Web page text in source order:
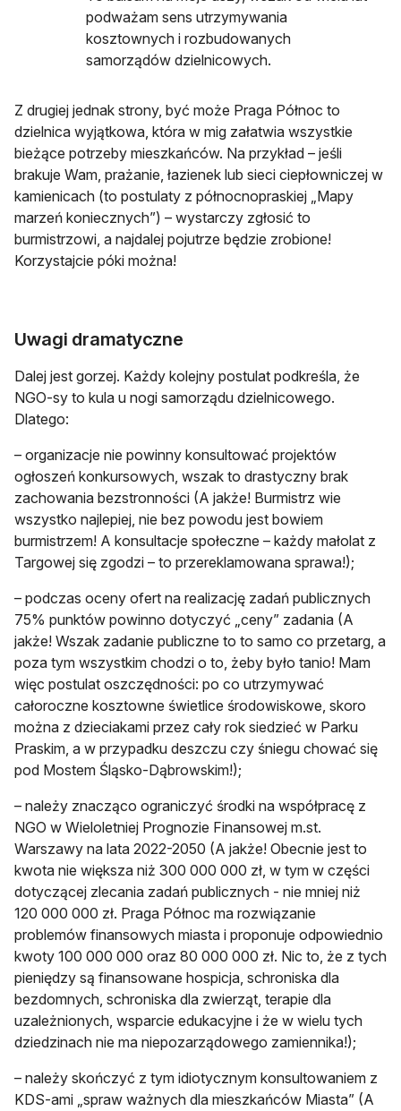
podważam sens utrzymywania
kosztownych i rozbudowanych
samorządów dzielnicowych.
Z drugiej jednak strony, być może Praga Północ to
dzielnica wyjątkowa, która w mig załatwia wszystkie
bieżące potrzeby mieszkańców. Na przykład – jeśli
brakuje Wam, prażanie, łazienek lub sieci ciepłowniczej w
kamienicach (to postulaty z północnopraskiej „Mapy
marzeń koniecznych”) – wystarczy zgłosić to
burmistrzowi, a najdalej pojutrze będzie zrobione!
Korzystajcie póki można!
Uwagi dramatyczne
Dalej jest gorzej. Każdy kolejny postulat podkreśla, że
NGO-sy to kula u nogi samorządu dzielnicowego.
Dlatego:
– organizacje nie powinny konsultować projektów
ogłoszeń konkursowych, wszak to drastyczny brak
zachowania bezstronności (A jakże! Burmistrz wie
wszystko najlepiej, nie bez powodu jest bowiem
burmistrzem! A konsultacje społeczne – każdy małolat z
Targowej się zgodzi – to przereklamowana sprawa!);
– podczas oceny ofert na realizację zadań publicznych
75% punktów powinno dotyczyć „ceny” zadania (A
jakże! Wszak zadanie publiczne to to samo co przetarg, a
poza tym wszystkim chodzi o to, żeby było tanio! Mam
więc postulat oszczędności: po co utrzymywać
całoroczne kosztowne świetlice środowiskowe, skoro
można z dzieciakami przez cały rok siedzieć w Parku
Praskim, a w przypadku deszczu czy śniegu chować się
pod Mostem Śląsko-Dąbrowskim!);
– należy znacząco ograniczyć środki na współpracę z
NGO w Wieloletniej Prognozie Finansowej m.st.
Warszawy na lata 2022-2050 (A jakże! Obecnie jest to
kwota nie większa niż 300 000 000 zł, w tym w części
dotyczącej zlecania zadań publicznych - nie mniej niż
120 000 000 zł. Praga Północ ma rozwiązanie
problemów finansowych miasta i proponuje odpowiednio
kwoty 100 000 000 oraz 80 000 000 zł. Nic to, że z tych
pieniędzy są finansowane hospicja, schroniska dla
bezdomnych, schroniska dla zwierząt, terapie dla
uzależnionych, wsparcie edukacyjne i że w wielu tych
dziedzinach nie ma niepozarządowego zamiennika!);
– należy skończyć z tym idiotycznym konsultowaniem z
KDS-ami „spraw ważnych dla mieszkańców Miasta” (A